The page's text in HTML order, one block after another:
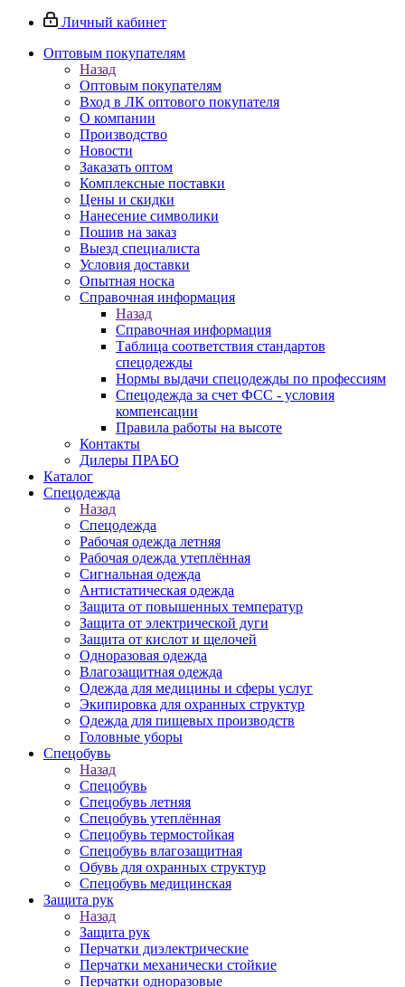
Личный кабинет
Оптовым покупателям
Назад
Оптовым покупателям
Вход в ЛК оптового покупателя
О компании
Производство
Новости
Заказать оптом
Комплексные поставки
Цены и скидки
Нанесение символики
Пошив на заказ
Выезд специалиста
Условия доставки
Опытная носка
Справочная информация
Назад
Справочная информация
Таблица соответствия стандартов
спецодежды
Нормы выдачи спецодежды по профессиям
Спецодежда за счет ФСС - условия
компенсации
Правила работы на высоте
Контакты
Дилеры ПРАБО
Каталог
Спецодежда
Назад
Спецодежда
Рабочая одежда летняя
Рабочая одежда утеплённая
Сигнальная одежда
Антистатическая одежда
Защита от повышенных температур
Защита от электрической дуги
Защита от кислот и щелочей
Одноразовая одежда
Влагозащитная одежда
Одежда для медицины и сферы услуг
Экипировка для охранных структур
Одежда для пищевых производств
Головные уборы
Спецобувь
Назад
Спецобувь
Спецобувь летняя
Спецобувь утеплённая
Спецобувь термостойкая
Спецобувь влагозащитная
Обувь для охранных структур
Спецобувь медицинская
Защита рук
Назад
Защита рук
Перчатки диэлектрические
Перчатки механически стойкие
Перчатки одноразовые